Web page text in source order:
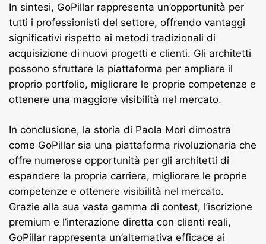
In sintesi, GoPillar rappresenta un’opportunità per
tutti i professionisti del settore, offrendo vantaggi
significativi rispetto ai metodi tradizionali di
acquisizione di nuovi progetti e clienti. Gli architetti
possono sfruttare la piattaforma per ampliare il
proprio portfolio, migliorare le proprie competenze e
ottenere una maggiore visibilità nel mercato.
In conclusione, la storia di Paola Mori dimostra
come GoPillar sia una piattaforma rivoluzionaria che
offre numerose opportunità per gli architetti di
espandere la propria carriera, migliorare le proprie
competenze e ottenere visibilità nel mercato.
Grazie alla sua vasta gamma di contest, l’iscrizione
premium e l’interazione diretta con clienti reali,
GoPillar rappresenta un’alternativa efficace ai